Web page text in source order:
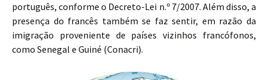
português, conforme o Decreto-Lei n.º 7/2007. Além disso, a
presença do francês também se faz sentir, em razão da
imigração proveniente de países vizinhos francófonos,
como Senegal e Guiné (Conacri).